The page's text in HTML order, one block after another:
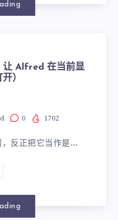
让 Alfred 在当前显
）
0 1702
反正把它当作是…